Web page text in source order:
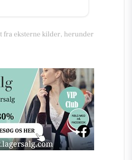
fra eksterne kilder, herunder